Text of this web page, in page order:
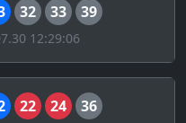
32 33 39
12:29:06
22 24 36